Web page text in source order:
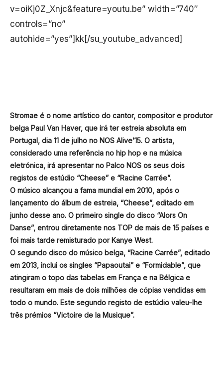
v=oiKj0Z_Xnjc&feature=youtu.be” width=”740″
controls=”no”
autohide=”yes”]kk[/su_youtube_advanced]
Stromae é o nome artístico do cantor, compositor e produtor
belga Paul Van Haver, que irá ter estreia absoluta em
Portugal, dia 11 de julho no NOS Alive’15. O artista,
considerado uma referência no hip hop e na música
eletrónica, irá apresentar no Palco NOS os seus dois
registos de estúdio “Cheese” e “Racine Carrée”.
O músico alcançou a fama mundial em 2010, após o
lançamento do álbum de estreia, “Cheese”, editado em
junho desse ano. O primeiro single do disco “Alors On
Danse”, entrou diretamente nos TOP de mais de 15 países e
foi mais tarde remisturado por Kanye West.
O segundo disco do músico belga, “Racine Carrée”, editado
em 2013, inclui os singles “Papaoutai” e “Formidable”, que
atingiram o topo das tabelas em França e na Bélgica e
resultaram em mais de dois milhões de cópias vendidas em
todo o mundo. Este segundo registo de estúdio valeu-lhe
três prémios “Victoire de la Musique”.